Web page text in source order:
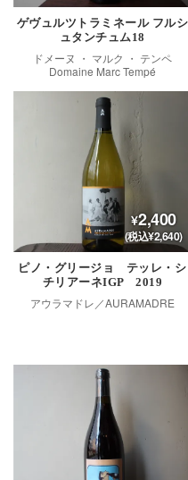
ゲヴュルツトラミネール フルシ
ュタンチュム18
ドメーヌ ・ マルク ・ テンペ
Domaine Marc Tempé
2,400
(税込¥2,640)
ピノ・グリージョ テッレ・シ
チリアーネIGP 2019
アウラマドレ／AURAMADRE